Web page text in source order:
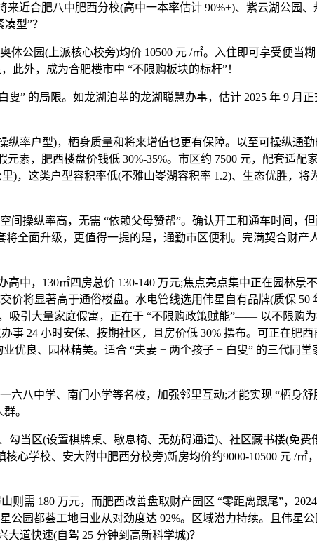
近合肥八中肥西分校(高中一本率估计 90%+)、紫云湖公园
型”？
园(上派核心校旁)均价 10500 元 /㎡。入住即可享受便当
外，成为合肥楼市中 “不限购板块的标杆”！
的局限。如龙湖泊萃的龙湖聪慧办事，估计 2025 年 9 月
户型)，栖身质量和将来增值也更有保障。以至可操纵通
素，肥西楼盘价钱低 30%-35%。市区约 7500 元，配套适配
)，这类户型容积率低(不雅山岺湖容积率 1.2)、生态优胜，将
操纵率高，无需 “依赖父母赞帮”。确认开工和通车时间，
全面升级，更值得一提的是，通勤市区便利。完满契合财产
，130㎡四房总价 130-140 万元;焦点亮点集中正在园林景
价将显著高于通俗楼盘。水电管线选用伟星自有品牌(质保 50
吸引大量家庭假寓，正在于 “不限购政策赋能”—— 以不限购为
24 小时安保、按期社区，且房价低 30% 摆布。可正在肥
优良、园林精美。适合 “夫妻 + 两个孩子 + 白叟” 的三代同
八中学、南门小学等名校，加强邻里互动;才能实现 “栖身舒
。
区(设置棋牌桌、歇息椅、无妨碍通道)、社区藏书楼(免费
心学校、安大附中肥西分校旁)新房均价约9000-10500 元 /㎡
180 万元，而肥西改善盘取财产园区 “零距离跟尾”，
园都荟工地日业从对劲度达 92%。区域潜力持续。且伟星
道快速(自驾 25 分钟到高新科学城)？